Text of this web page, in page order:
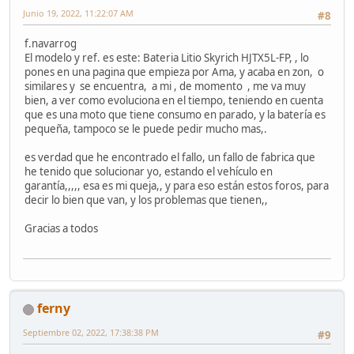
#8
Junio 19, 2022, 11:22:07 AM
f.navarrog
El modelo y ref. es este: Bateria Litio Skyrich HJTX5L-FP, , lo
pones en una pagina que empieza por Ama, y acaba en zon, o
similares y se encuentra, a mi , de momento , me va muy
bien, a ver como evoluciona en el tiempo, teniendo en cuenta
que es una moto que tiene consumo en parado, y la batería es
pequeña, tampoco se le puede pedir mucho mas,.
es verdad que he encontrado el fallo, un fallo de fabrica que
he tenido que solucionar yo, estando el vehículo en
garantía,,,,, esa es mi queja,, y para eso están estos foros, para
decir lo bien que van, y los problemas que tienen,,
Gracias a todos
ferny
#9
Septiembre 02, 2022, 17:38:38 PM